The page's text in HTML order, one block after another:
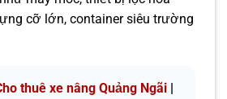
cỡ lớn, container siêu trường
thuê xe nâng Quảng Ngãi |